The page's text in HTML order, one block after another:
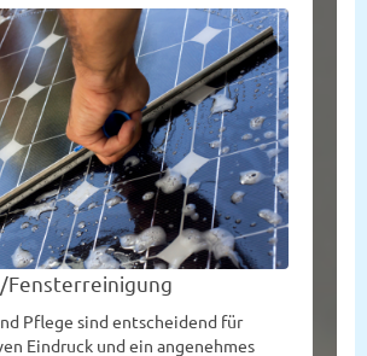
Fensterreinigung
Pflege sind entscheidend für
Eindruck und ein angenehmes